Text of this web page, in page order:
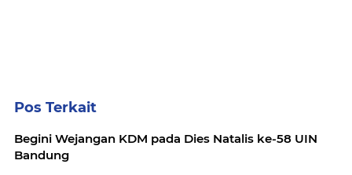
Pos Terkait
Begini Wejangan KDM pada Dies Natalis ke-58 UIN
Bandung